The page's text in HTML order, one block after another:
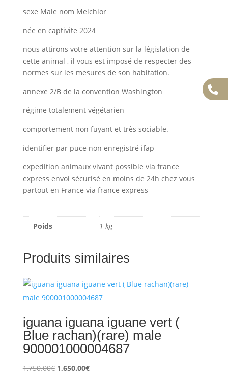
sexe Male nom Melchior
née en captivite 2024
nous attirons votre attention sur la législation de
cette animal , il vous est imposé de respecter des
normes sur les mesures de son habitation.
annexe 2/B de la convention Washington
régime totalement végétarien
comportement non fuyant et très sociable.
identifier par puce non enregistré ifap
expedition animaux vivant possible via france
express envoi sécurisé en moins de 24h chez vous
partout en France via france express
Poids 1 kg
Produits similaires
iguana iguana iguane vert (
Blue rachan)(rare) male
900001000004687
1,750.00€ Le
1,650.00€Le